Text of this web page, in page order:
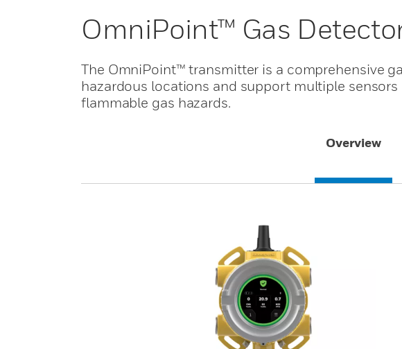
OmniPoint™ Gas
The OmniPoint™ transmitter is a comprehensive
hazardous locations and support multiple
flammable gas hazards.
Overview